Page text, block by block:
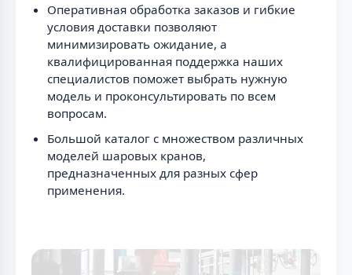
Оперативная обработка заказов и гибкие
условия доставки позволяют
минимизировать ожидание, а
квалифицированная поддержка наших
специалистов поможет выбрать нужную
модель и проконсультировать по всем
вопросам.
Большой каталог с множеством различных
моделей шаровых кранов,
предназначенных для разных сфер
применения.